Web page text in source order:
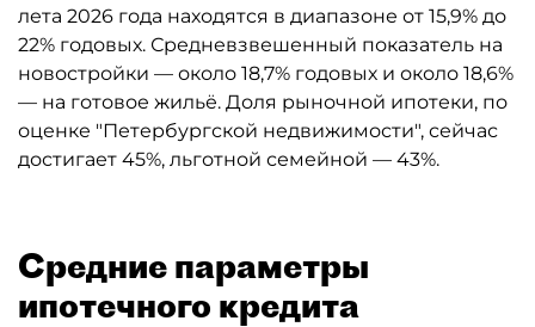
лета 2026 года находятся в диапазоне от 15,9% до
22% годовых. Средневзвешенный показатель на
новостройки — около 18,7% годовых и около 18,6%
— на готовое жильё. Доля рыночной ипотеки, по
оценке "Петербургской недвижимости", сейчас
достигает 45%, льготной семейной — 43%.
Средние параметры
ипотечного кредита